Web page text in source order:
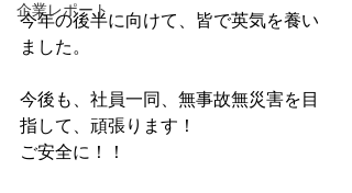
企業レポート
今年の後半に向けて、皆で英気を養い
ました。
今後も、社員一同、無事故無災害を目
指して、頑張ります！
ご安全に！！